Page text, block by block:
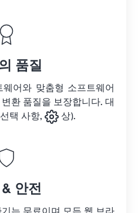
품질
어와 맞춤형 소프트웨어
환 품질을 보장합니다. 대
택 사항,
상).
안전